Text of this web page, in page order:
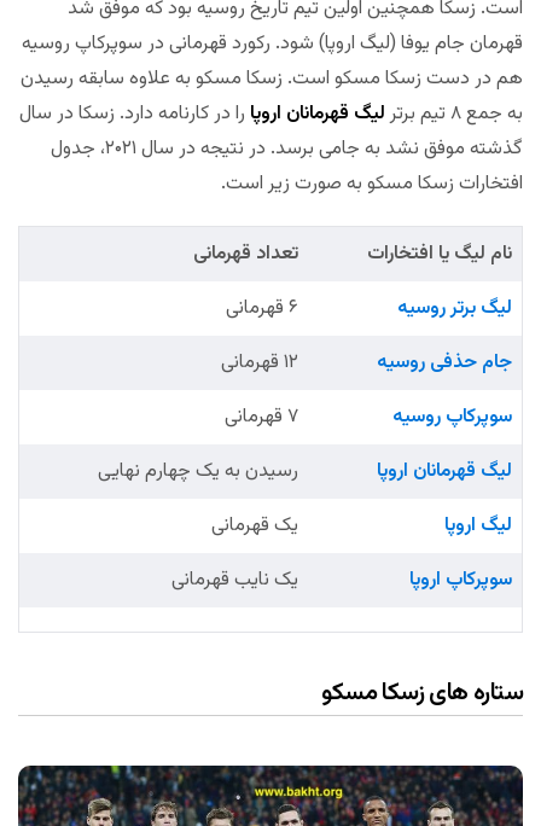
است. زسکا همچنین اولین تیم تاریخ روسیه بود که موفق شد
قهرمان جام یوفا (لیگ اروپا) شود. رکورد قهرمانی در سوپرکاپ روسیه
هم در دست زسکا مسکو است. زسکا مسکو به علاوه سابقه رسیدن
به جمع ۸ تیم برتر
لیگ قهرمانان اروپا را در کارنامه دارد. زسکا در سال
گذشته موفق نشد به جامی برسد. در نتیجه در سال ۲۰۲۱، جدول
افتخارات زسکا مسکو به صورت زیر است.
نام لیگ یا افتخارات
تعداد قهرمانی
لیگ برتر روسیه
۶ قهرمانی
جام حذفی روسیه
۱۲ قهرمانی
سوپرکاپ روسیه
۷ قهرمانی
لیگ قهرمانان اروپا
رسیدن به یک چهارم نهایی
لیگ اروپا
یک قهرمانی
سوپرکاپ اروپا
یک نایب قهرمانی
ستاره های زسکا مسکو